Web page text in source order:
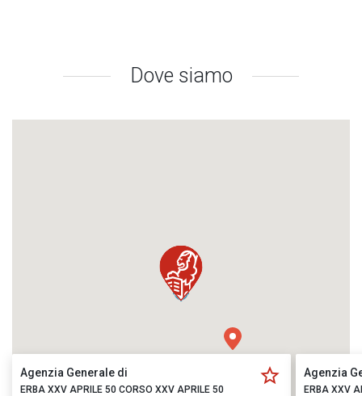
Dove siamo
Agenzia Generale di
ERBA XXV APRILE 50 CORSO XXV APRILE 50
Agenzia
ERBA XXV